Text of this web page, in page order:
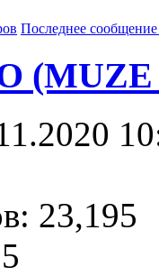
Последнее сообщение
23,195